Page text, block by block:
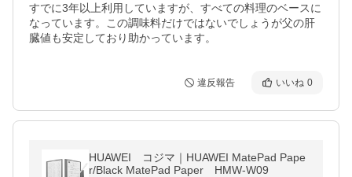
すでに3年以上利用していますが、すべての料理のベースに
なっています。この調味料だけではないでしょうが父の肝
臓値も安定しており助かっています。
違反報告 いいね 0
HUAWEI コジマ｜HUAWEI MatePad Pape
r/Black MatePad Paper HMW-W09